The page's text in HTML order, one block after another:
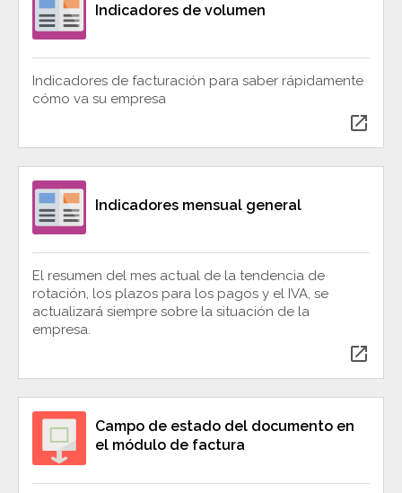
Indicadores de volumen
Indicadores de facturación para saber rápidamente
cómo va su empresa
open_in_new
Indicadores mensual general
El resumen del mes actual de la tendencia de
rotación, los plazos para los pagos y el IVA, se
actualizará siempre sobre la situación de la
empresa.
open_in_new
Campo de estado del documento en
el módulo de factura